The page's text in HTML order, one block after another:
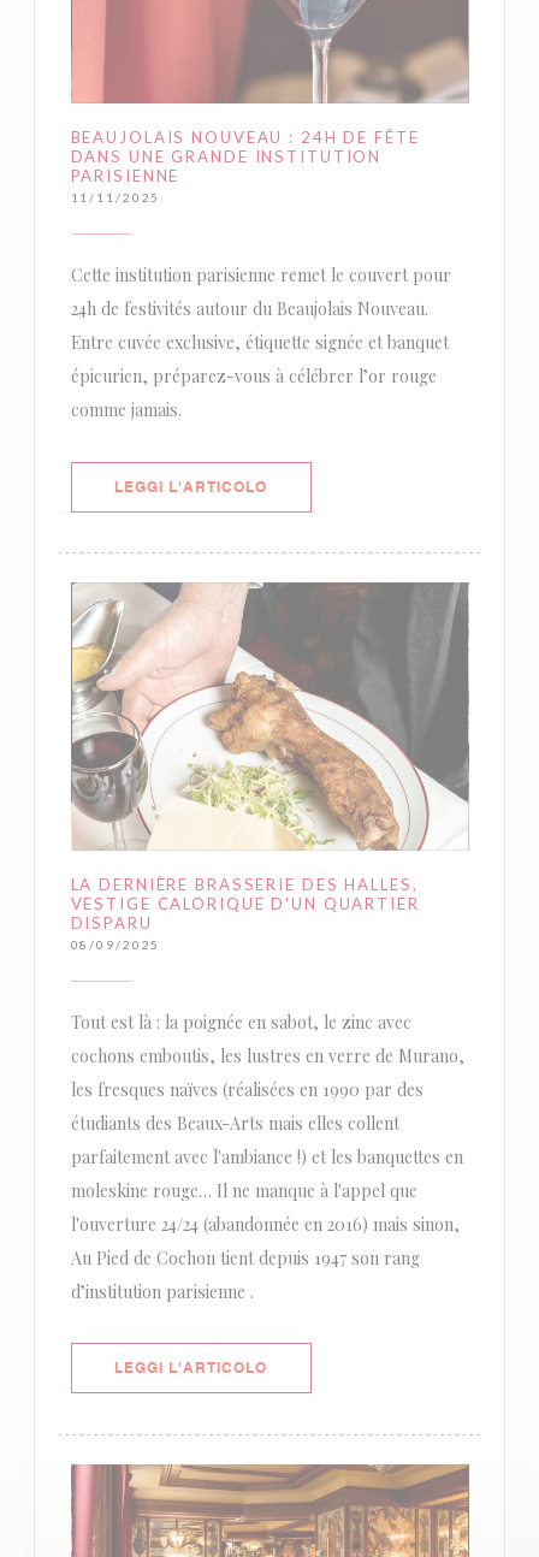
BEAUJOLAIS NOUVEAU : 24H DE FÊTE
DANS UNE GRANDE INSTITUTION
PARISIENNE
11/11/2025
Cette institution parisienne remet le couvert pour
24h de festivités autour du Beaujolais Nouveau.
Entre cuvée exclusive, étiquette signée et banquet
épicurien, préparez-vous à célébrer l’or rouge
comme jamais.
LEGGI L'ARTICOLO
LA DERNIÈRE BRASSERIE DES HALLES,
VESTIGE CALORIQUE D'UN QUARTIER
DISPARU
08/09/2025
Tout est là : la poignée en sabot, le zinc avec
cochons emboutis, les lustres en verre de Murano,
les fresques naïves (réalisées en 1990 par des
étudiants des Beaux-Arts mais elles collent
parfaitement avec l'ambiance !) et les banquettes en
moleskine rouge… Il ne manque à l'appel que
l'ouverture 24/24 (abandonnée en 2016) mais sinon,
Au Pied de Cochon tient depuis 1947 son rang
d’institution parisienne .
LEGGI L'ARTICOLO